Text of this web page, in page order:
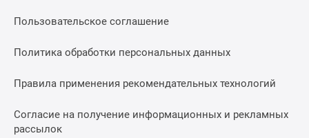
Пользовательское соглашение
Политика обработки персональных данных
Правила применения рекомендательных технологий
Согласие на получение информационных и рекламных
рассылок